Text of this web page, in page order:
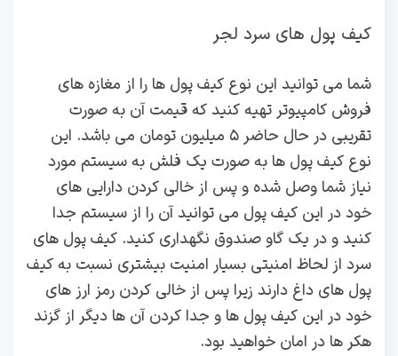
کیف پول های سرد لجر
شما می توانید این نوع کیف پول ها را از مغازه های
فروش کامپیوتر تهیه کنید که قیمت آن به صورت
تقریبی در حال حاضر ۵ میلیون تومان می باشد. این
نوع کیف پول ها به صورت یک فلش به سیستم مورد
نیاز شما وصل شده و پس از خالی کردن دارایی‌ های
خود در این کیف پول می توانید آن را از سیستم جدا
کنید و در یک گاو صندوق نگهداری کنید. کیف پول های
سرد از لحاظ امنیتی بسیار امنیت بیشتری نسبت به کیف
پول های داغ دارند زیرا پس از خالی کردن رمز ارز های
خود در این کیف پول ها و جدا کردن آن ها دیگر از گزند
هکر ها در امان خواهید بود.